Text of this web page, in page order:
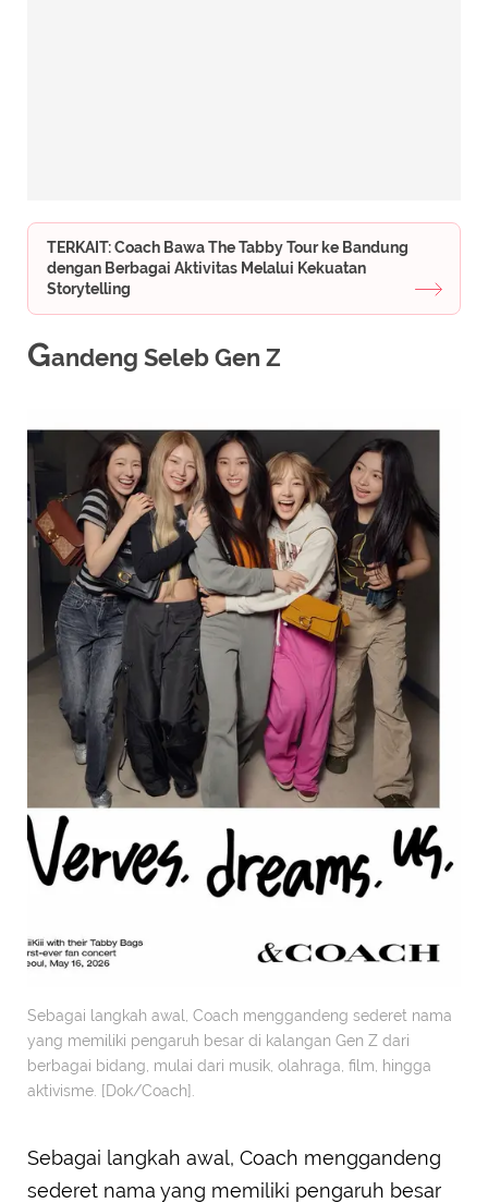
TERKAIT: Coach Bawa The Tabby Tour ke Bandung
dengan Berbagai Aktivitas Melalui Kekuatan
Storytelling
Gandeng Seleb Gen Z
Sebagai langkah awal, Coach menggandeng sederet nama
yang memiliki pengaruh besar di kalangan Gen Z dari
berbagai bidang, mulai dari musik, olahraga, film, hingga
aktivisme. [Dok/Coach].
Sebagai langkah awal, Coach menggandeng
sederet nama yang memiliki pengaruh besar